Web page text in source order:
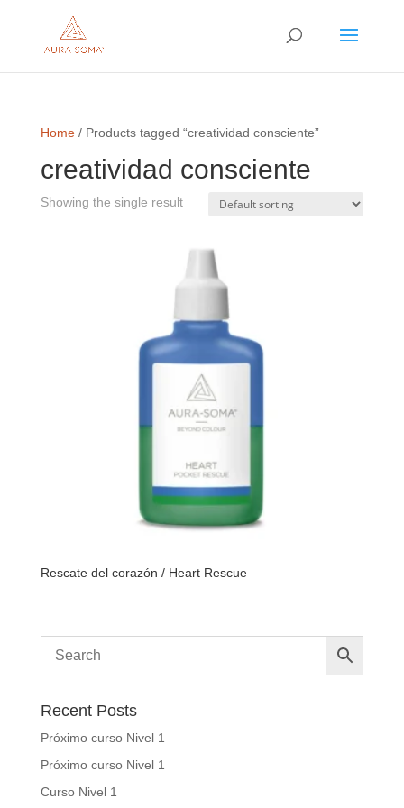
Home/ Products tagged “creatividad consciente”
creatividad consciente
Showing the single result
Rescate del corazón / Heart Rescue
Recent Posts
Próximo curso Nivel 1
Próximo curso Nivel 1
Curso Nivel 1